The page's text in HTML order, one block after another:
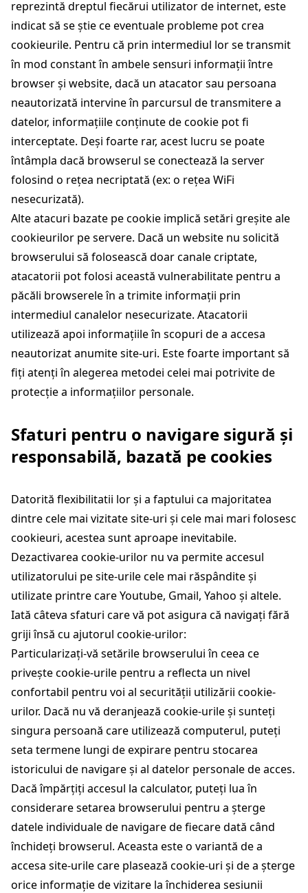
reprezintă dreptul fiecărui utilizator de internet, este
indicat să se știe ce eventuale probleme pot crea
cookieurile. Pentru că prin intermediul lor se transmit
în mod constant în ambele sensuri informații între
browser și website, dacă un atacator sau persoana
neautorizată intervine în parcursul de transmitere a
datelor, informațiile conținute de cookie pot fi
interceptate. Deși foarte rar, acest lucru se poate
întâmpla dacă browserul se conectează la server
folosind o rețea necriptată (ex: o rețea WiFi
nesecurizată).
Alte atacuri bazate pe cookie implică setări greșite ale
cookieurilor pe servere. Dacă un website nu solicită
browserului să folosească doar canale criptate,
atacatorii pot folosi această vulnerabilitate pentru a
păcăli browserele în a trimite informații prin
intermediul canalelor nesecurizate. Atacatorii
utilizează apoi informațiile în scopuri de a accesa
neautorizat anumite site-uri. Este foarte important să
fiți atenți în alegerea metodei celei mai potrivite de
protecție a informațiilor personale.
Sfaturi pentru o navigare sigură și
responsabilă, bazată pe cookies
Datorită flexibilitatii lor și a faptului ca majoritatea
dintre cele mai vizitate site-uri și cele mai mari folosesc
cookieuri, acestea sunt aproape inevitabile.
Dezactivarea cookie-urilor nu va permite accesul
utilizatorului pe site-urile cele mai răspândite și
utilizate printre care Youtube, Gmail, Yahoo și altele.
Iată câteva sfaturi care vă pot asigura că navigați fără
griji însă cu ajutorul cookie-urilor:
Particularizați-vă setările browserului în ceea ce
privește cookie-urile pentru a reflecta un nivel
confortabil pentru voi al securității utilizării cookie-
urilor. Dacă nu vă deranjează cookie-urile și sunteți
singura persoană care utilizează computerul, puteți
seta termene lungi de expirare pentru stocarea
istoricului de navigare și al datelor personale de acces.
Dacă împărțiți accesul la calculator, puteți lua în
considerare setarea browserului pentru a șterge
datele individuale de navigare de fiecare dată când
închideți browserul. Aceasta este o variantă de a
accesa site-urile care plasează cookie-uri și de a șterge
orice informație de vizitare la închiderea sesiunii